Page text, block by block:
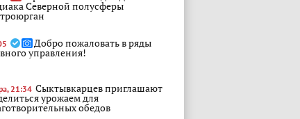
Северной полусферы
Добро пожаловать в ряды
управления!
21:34 Сыктывкарцев приглашают
урожаем для
обедов